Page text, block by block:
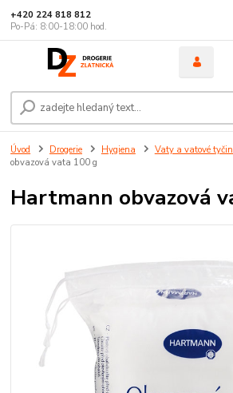
+420 224 818 812
Po-Pá: 8:00-18:00 hod.
Úvod Drogerie Hygiena Vaty a vatové
obvazová vata 100 g
Hartmann obvazová